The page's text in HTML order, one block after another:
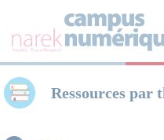
Ressources par